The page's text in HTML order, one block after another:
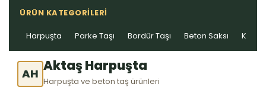
ÜRÜN KATEGORILERI
Harpuşta Parke Taşı Bordür Taşı Beton Saksı Kablo
AH Aktaş Harpuşta
Harpuşta ve beton taş ürünleri